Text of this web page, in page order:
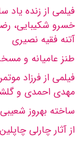
خسرو شكیبایى،
آتنه فقیه نصیرى
طنز عامیانه و
فیلمى از فرزاد
مهدى احمدى و
ساخته بهروز
از آثار چارلى چاپلین